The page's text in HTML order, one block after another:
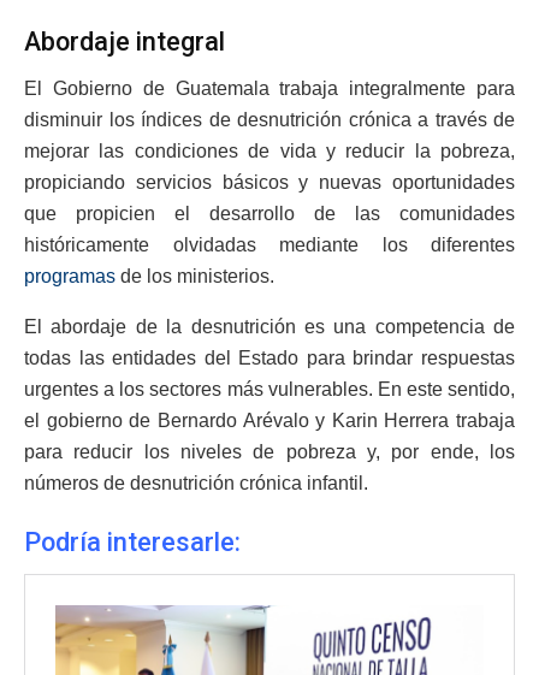
Abordaje integral
El Gobierno de Guatemala trabaja integralmente para
disminuir los índices de desnutrición crónica a través de
mejorar las condiciones de vida y reducir la pobreza,
propiciando servicios básicos y nuevas oportunidades
que propicien el desarrollo de las comunidades
históricamente olvidadas mediante los diferentes
programas de los ministerios.
El abordaje de la desnutrición es una competencia de
todas las entidades del Estado para brindar respuestas
urgentes a los sectores más vulnerables. En este sentido,
el gobierno de Bernardo Arévalo y Karin Herrera trabaja
para reducir los niveles de pobreza y, por ende, los
números de desnutrición crónica infantil.
Podría interesarle: